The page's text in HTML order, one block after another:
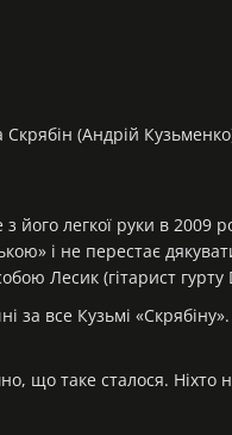
(Андрій
його легкої руки в 2009
і не перестає
Лесик (гітарист гурту
все Кузьмі
що таке сталося.